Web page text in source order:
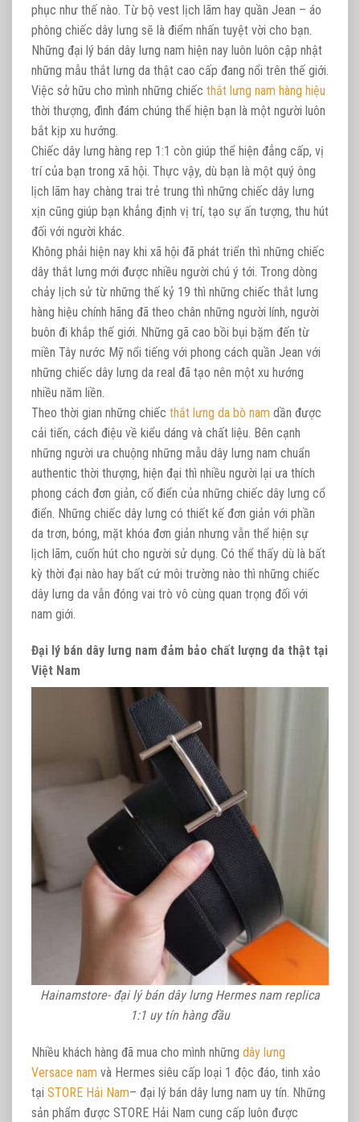
phục như thế nào. Từ bộ vest lịch lãm hay quần Jean – áo
phông chiếc dây lưng sẽ là điểm nhấn tuyệt vời cho bạn.
Những đại lý bán dây lưng nam hiện nay luôn luôn cập nhật
những mẫu thắt lưng da thật cao cấp đang nổi trên thế giới.
Việc sở hữu cho mình những chiếc thắt lưng nam hàng hiệu
thời thượng, đình đám chúng thể hiện bạn là một người luôn
bắt kịp xu hướng.
Chiếc dây lưng hàng rep 1:1 còn giúp thể hiện đẳng cấp, vị
trí của bạn trong xã hội. Thực vậy, dù bạn là một quý ông
lịch lãm hay chàng trai trẻ trung thì những chiếc dây lưng
xịn cũng giúp bạn khẳng định vị trí, tạo sự ấn tượng, thu hút
đối với người khác.
Không phải hiện nay khi xã hội đã phát triển thì những chiếc
dây thắt lưng mới được nhiều người chú ý tới. Trong dòng
chảy lịch sử từ những thế kỷ 19 thì những chiếc thắt lưng
hàng hiệu chính hãng đã theo chân những người lính, người
buôn đi khắp thế giới. Những gã cao bồi bụi bặm đến từ
miền Tây nước Mỹ nổi tiếng với phong cách quần Jean với
những chiếc dây lưng da real đã tạo nên một xu hướng
nhiều năm liền.
Theo thời gian những chiếc thắt lưng da bò nam dần được
cải tiến, cách điệu về kiểu dáng và chất liệu. Bên cạnh
những người ưa chuộng những mẫu dây lưng nam chuẩn
authentic thời thượng, hiện đại thì nhiều người lại ưa thích
phong cách đơn giản, cổ điển của những chiếc dây lưng cổ
điển. Những chiếc dây lưng có thiết kế đơn giản với phần
da trơn, bóng, mặt khóa đơn giản nhưng vẫn thể hiện sự
lịch lãm, cuốn hút cho người sử dụng. Có thể thấy dù là bất
kỳ thời đại nào hay bất cứ môi trường nào thì những chiếc
dây lưng da vẫn đóng vai trò vô cùng quan trọng đối với
nam giới.
Đại lý bán dây lưng nam đảm bảo chất lượng da thật tại
Việt Nam
Hainamstore- đại lý bán dây lưng Hermes nam replica
1:1 uy tín hàng đầu
Nhiều khách hàng đã mua cho mình những dây lưng
Versace nam và Hermes siêu cấp loại 1 độc đáo, tinh xảo
tại STORE Hải Nam– đại lý bán dây lưng nam uy tín. Những
sản phẩm được STORE Hải Nam cung cấp luôn được